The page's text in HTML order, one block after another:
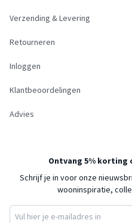
Verzending & Levering
Retourneren
Inloggen
Klantbeoordelingen
Advies
Ontvang 5%
Schrijf je in voor onze
wooninspiratie,